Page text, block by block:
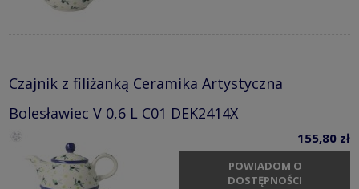
Czajnik z filiżanką Ceramika Artystyczna
Bolesławiec V 0,6 L C01 DEK2414X
155,80 zł
POWIADOM O
DOSTĘPNOŚCI